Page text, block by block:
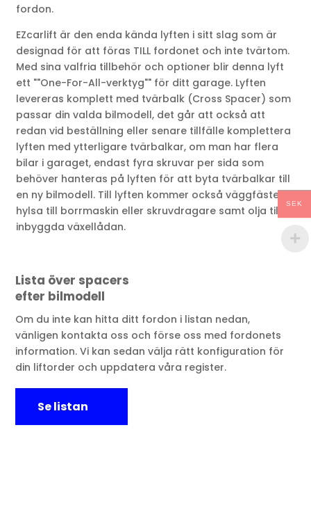
fordon.
EZcarlift är den enda kända lyften i sitt slag som är
designad för att föras TILL fordonet och inte tvärtom.
Med sina valfria tillbehör och optioner blir denna lyft
ett ""One-For-All-verktyg"" för ditt garage. Lyften
levereras komplett med tvärbalk (Cross Spacer) som
passar din valda bilmodell, det går att också att
redan vid beställning eller senare tillfälle komplettera
lyften med ytterligare tvärbalkar, om man har flera
bilar i garaget, endast fyra skruvar per sida som
behöver hanteras på lyften för att byta tvärbalkar till
en ny bilmodell. Till lyften kommer också väggfästen,
hylsa till borrmaskin eller skruvdragare samt olja till
inbyggda växellådan.
Lista över spacers
efter bilmodell
Om du inte kan hitta ditt fordon i listan nedan,
vänligen kontakta oss och förse oss med fordonets
information. Vi kan sedan välja rätt konfiguration för
din liftorder och uppdatera våra register.
Se listan
SEK